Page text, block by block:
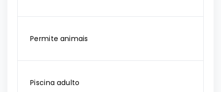
Permite animais
Piscina adulto